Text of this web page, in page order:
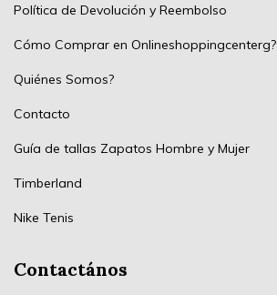
Política de Devolución y Reembolso
Cómo Comprar en Onlineshoppingcenterg?
Quiénes Somos?
Contacto
Guía de tallas Zapatos Hombre y Mujer
Timberland
Nike Tenis
Contactános